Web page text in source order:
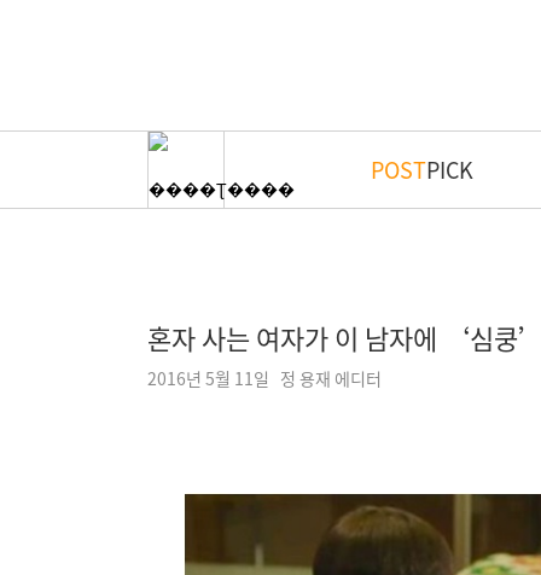
POSTPICK
혼자 사는 여자가 이 남자에 ‘심쿵
2016년 5월 11일 정 용재 에디터